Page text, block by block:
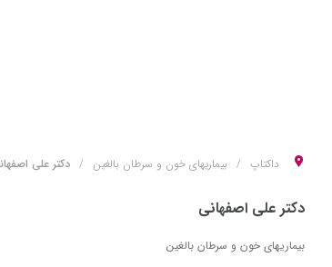
داکتاپ بیماریهای خون و سرطان بالغین دکتر علی
دکتر علی اصفهانی
بیماریهای خون و سرطان بالغین